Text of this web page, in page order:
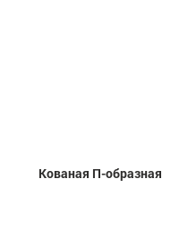
Кованая П-образная